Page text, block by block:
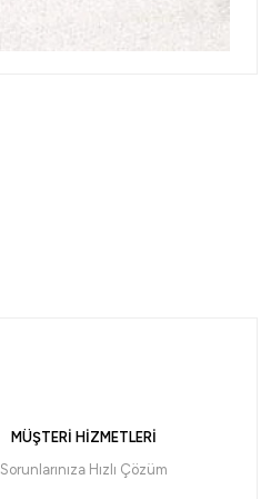
MÜŞTERİ HİZMETLERİ
Sorunlarınıza Hızlı Çözüm